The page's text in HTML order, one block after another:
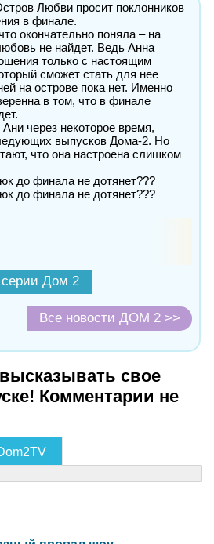
Любви просит поклонников
в финале.
окончательно поняла – на
не найдет. Ведь Анна
только с настоящим
сможет стать для нее
на острове пока нет. Именно
в том, что в финале
через некоторое время,
выпусков Дома-2. Но
что она настроена слишком
серии Дом 2
Все новости ДОМ 2 >>
свое
Комментарии не